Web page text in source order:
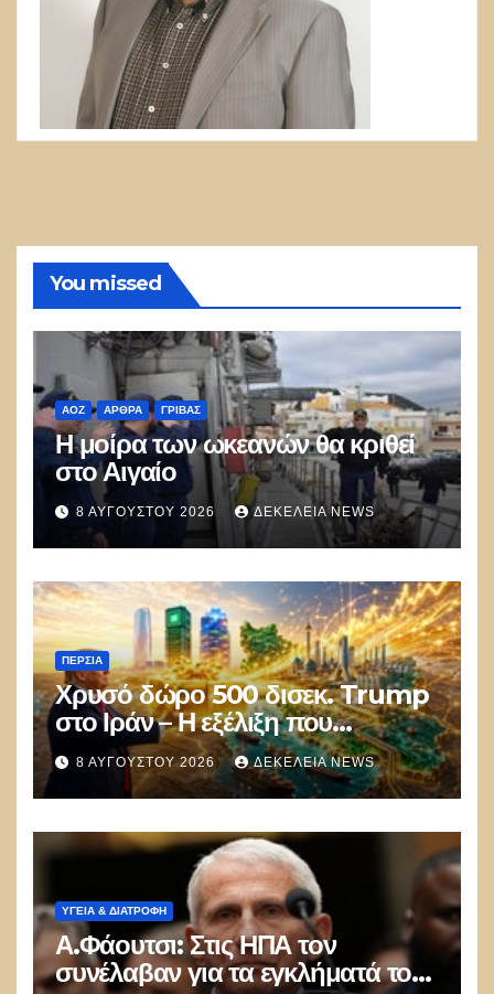
You missed
ΑΟΖ ΑΡΘΡΑ ΓΡΊΒΑΣ
Η μοίρα των ωκεανών θα κριθεί
στο Αιγαίο
8 ΑΥΓΟΎΣΤΟΥ 2026 ΔΕΚΈΛΕΙΑ NEWS
ΠΕΡΣΊΑ
Χρυσό δώρο 500 δισεκ. Trump
στο Ιράν – Η εξέλιξη που
αποδίδει κέρδη μεγαλύτερα από
τις Apple, Nvidia και Google
8 ΑΥΓΟΎΣΤΟΥ 2026 ΔΕΚΈΛΕΙΑ NEWS
ΥΓΕΙΑ & ΔΙΑΤΡΟΦΗ
Α.Φάουτσι: Στις ΗΠΑ τον
συνέλαβαν για τα εγκλήματά του